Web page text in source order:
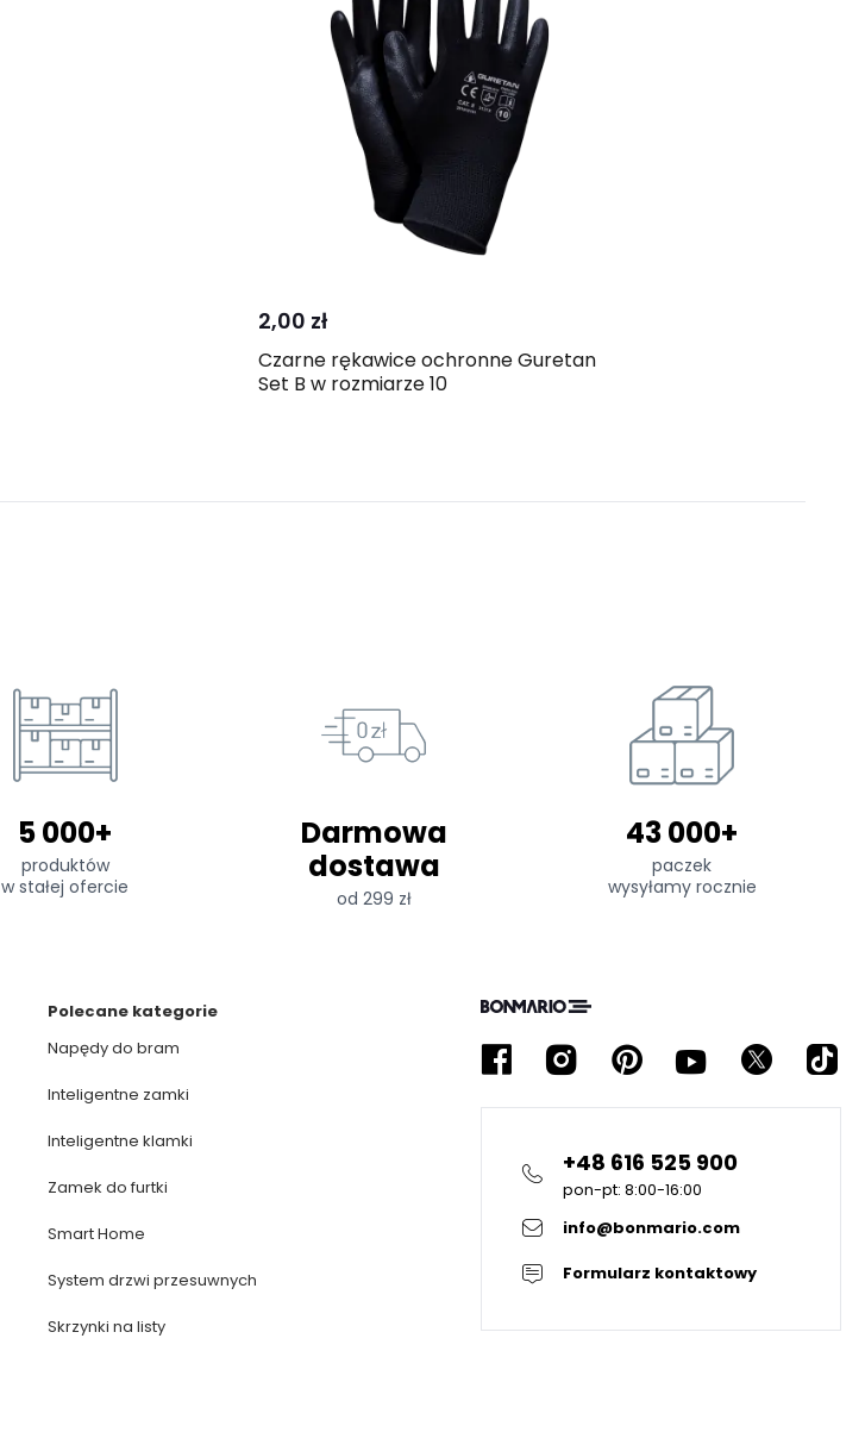
Porównaj
2,00 zł
Czarne rękawice ochronne Guretan
Set B w rozmiarze 10
5 000+
produktów
w stałej ofercie
Darmowa
dostawa
od 299 zł
43 000+
paczek
wysyłamy rocznie
+48 616 525 900
pon-pt: 8:00-16:00
info@bonmario.com
Formularz kontaktowy
Polecane kategorie
Napędy do bram
Inteligentne zamki
Inteligentne klamki
Zamek do furtki
Smart Home
System drzwi przesuwnych
Skrzynki na listy